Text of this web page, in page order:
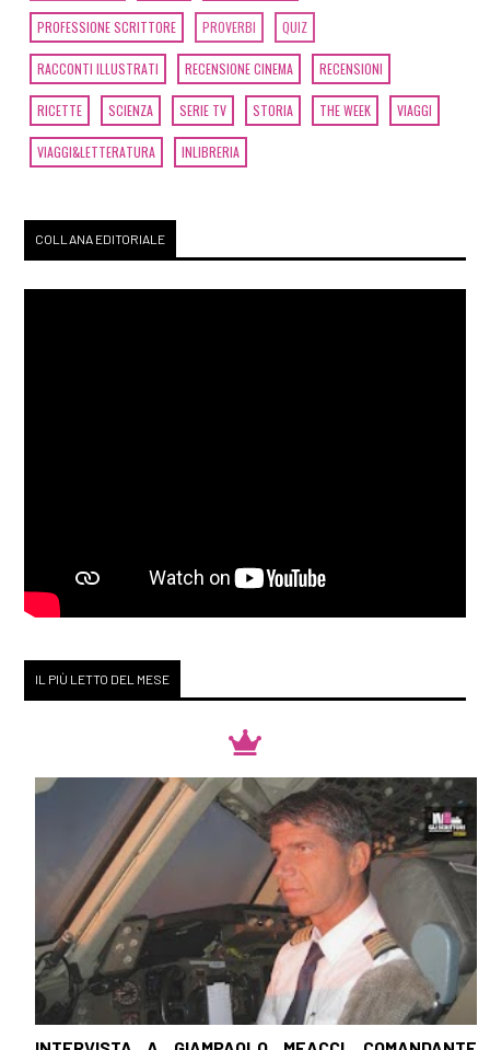
PROFESSIONE SCRITTORE PROVERBI QUIZ
RACCONTI ILLUSTRATI RECENSIONE CINEMA RECENSIONI
RICETTE SCIENZA SERIE TV STORIA THE WEEK VIAGGI
VIAGGI&LETTERATURA INLIBRERIA
COLLANA EDITORIALE
IL PIÙ LETTO DEL MESE